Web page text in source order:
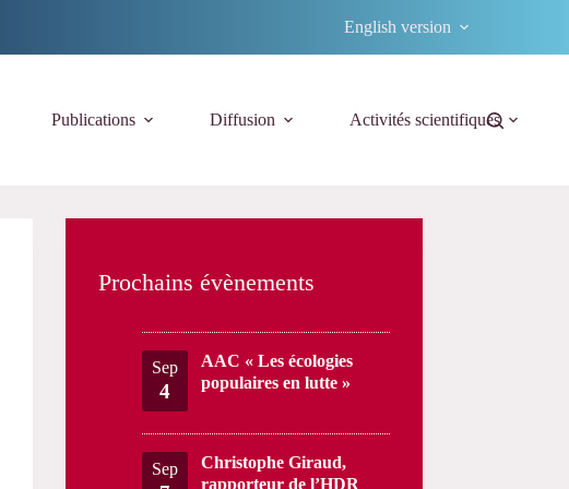
English version
Publications Diffusion Activités scientifiques
Prochains évènements
Sep
4
AAC « Les écologies
populaires en lutte »
Sep
Christophe Giraud,
rapporteur de l’HDR